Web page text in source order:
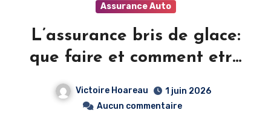
Assurance Auto
L’assurance bris de glace:
que faire et comment etre
Victoire Hoareau
1 juin 2026
Aucun commentaire